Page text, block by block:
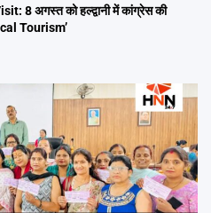
अगस्त को हल्द्वानी में कांग्रेस की
Tourism’